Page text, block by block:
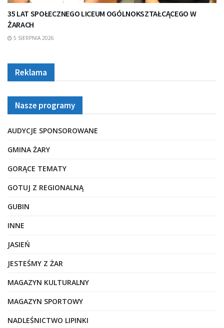
35 LAT SPOŁECZNEGO LICEUM OGÓLNOKSZTAŁCĄCEGO W
ŻARACH
5 SIERPNIA 2026
Reklama
Nasze programy
AUDYCJE SPONSOROWANE
GMINA ŻARY
GORĄCE TEMATY
GOTUJ Z REGIONALNĄ
GUBIN
INNE
JASIEŃ
JESTEŚMY Z ŻAR
MAGAZYN KULTURALNY
MAGAZYN SPORTOWY
NADLEŚNICTWO LIPINKI